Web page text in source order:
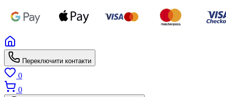
Переключити контакти
0
0